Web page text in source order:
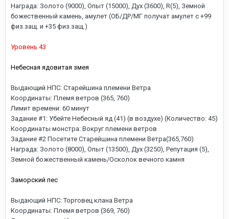
Награда: Золото (9000), Опыт (15000), Дух (3600), R(5), Земной
божественный камень, амулет (ОБ/ДР/МГ получат амулет с +99
физ.защ. и +35 физ.защ.)
Уровень 43
Небесная ядовитая змея
Выдающий НПС: Старейшина племени Ветра
Координаты: Племя ветров (365, 760)
Лимит времени: 60 минут
Задание #1: Убейте Небесный яд (41) (в воздухе) (Количество: 45)
Координаты монстра: Вокруг племени ветров
Задание #2 Посетите Старейшина племени Ветра(365,760)
Награда: Золото (8000), Опыт (13500), Дух (3250), Репутация (5),
Земной божественный камень/Осколок вечного камня
Заморский пес
Выдающий НПС: Торговец клана Ветра
Координаты: Племя ветров (369, 760)